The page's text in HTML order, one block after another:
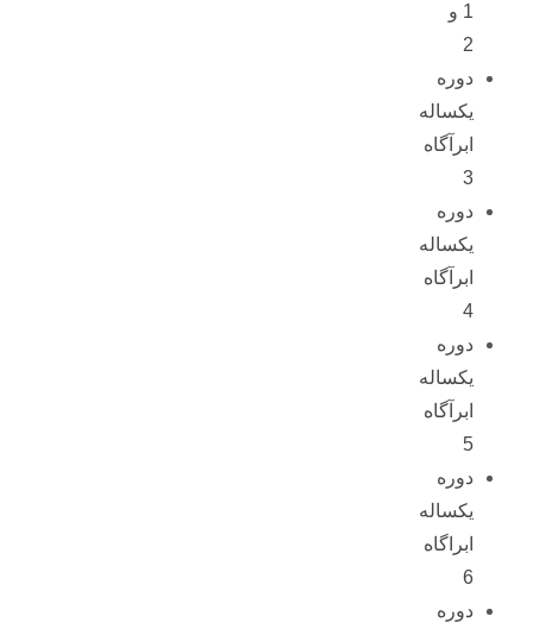
1 و
2
دوره
یکساله
ابرآگاه
3
دوره
یکساله
ابرآگاه
4
دوره
یکساله
ابرآگاه
5
دوره
یکساله
ابراگاه
6
دوره